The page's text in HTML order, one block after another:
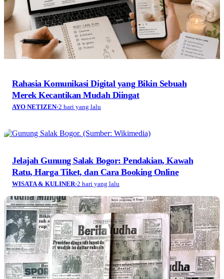
Rahasia Komunikasi Digital yang Bikin Sebuah
Merek Kecantikan Mudah Diingat
AYO NETIZEN·2 hari yang lalu
Jelajah Gunung Salak Bogor: Pendakian, Kawah
Ratu, Harga Tiket, dan Cara Booking Online
WISATA & KULINER·2 hari yang lalu